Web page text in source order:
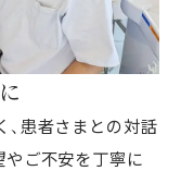
患者さまとの対話
ご不安を丁寧に